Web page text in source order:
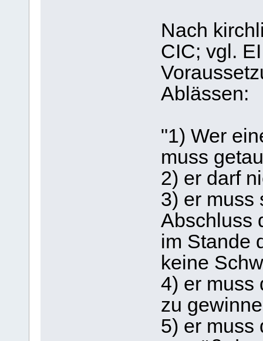
Nach
CIC; vgl.
Ablässen:
"1) Wer
muss
2) er darf
3) er muss
Abschluss
im Stande
keine
4) er muss
zu
5) er muss